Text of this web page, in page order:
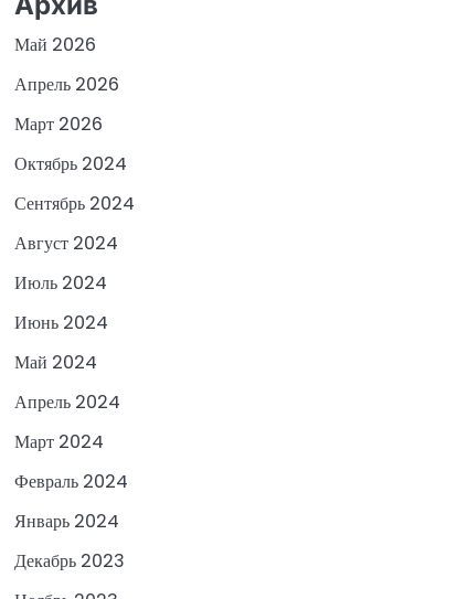
Май 2026
Апрель 2026
Март 2026
Октябрь 2024
Сентябрь 2024
Август 2024
Июль 2024
Июнь 2024
Май 2024
Апрель 2024
Март 2024
Февраль 2024
Январь 2024
Декабрь 2023